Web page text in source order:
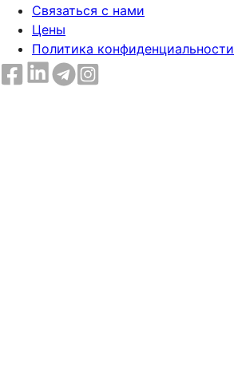
Связаться с нами
Цены
Политика конфиденциальности